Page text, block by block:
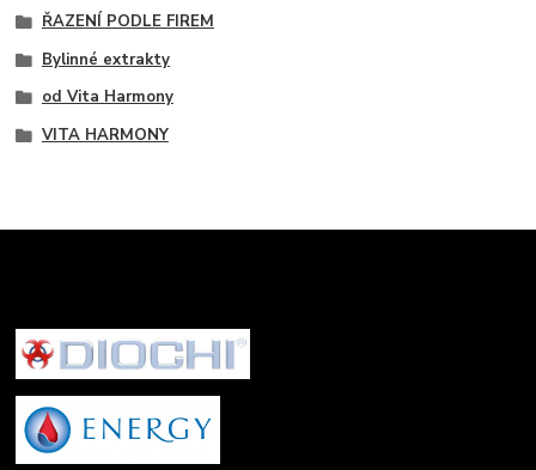
ŘAZENÍ PODLE FIREM
Bylinné extrakty
od Vita Harmony
VITA HARMONY